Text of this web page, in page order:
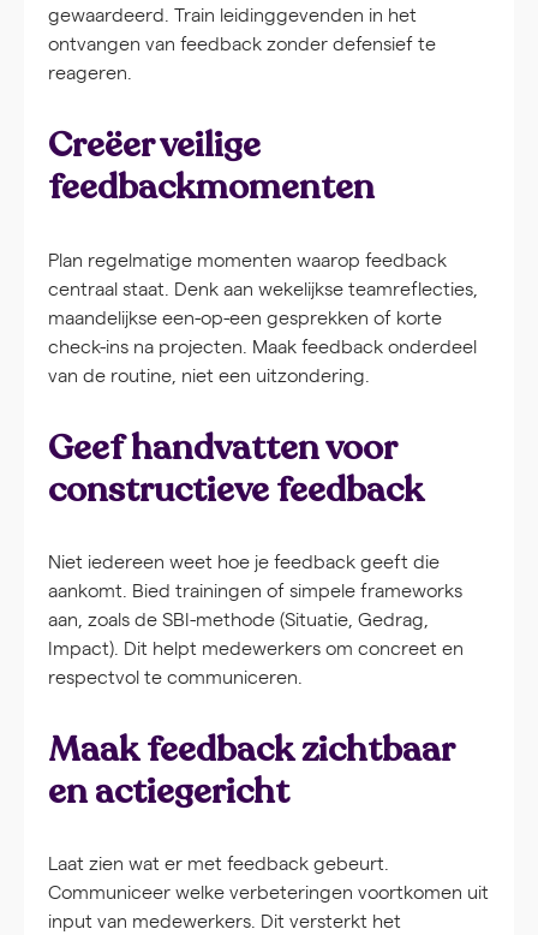
gewaardeerd. Train leidinggevenden in het
ontvangen van feedback zonder defensief te
reageren.
Creëer veilige
feedbackmomenten
Plan regelmatige momenten waarop feedback
centraal staat. Denk aan wekelijkse teamreflecties,
maandelijkse een-op-een gesprekken of korte
check-ins na projecten. Maak feedback onderdeel
van de routine, niet een uitzondering.
Geef handvatten voor
constructieve feedback
Niet iedereen weet hoe je feedback geeft die
aankomt. Bied trainingen of simpele frameworks
aan, zoals de SBI-methode (Situatie, Gedrag,
Impact). Dit helpt medewerkers om concreet en
respectvol te communiceren.
Maak feedback zichtbaar
en actiegericht
Laat zien wat er met feedback gebeurt.
Communiceer welke verbeteringen voortkomen uit
input van medewerkers. Dit versterkt het